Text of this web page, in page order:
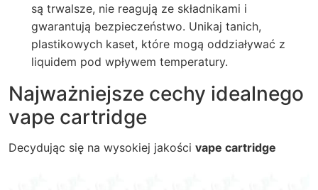
są trwalsze, nie reagują ze składnikami i
gwarantują bezpieczeństwo. Unikaj tanich,
plastikowych kaset, które mogą oddziaływać z
liquidem pod wpływem temperatury.
Najważniejsze cechy idealnego
vape cartridge
Decydując się na wysokiej jakości vape cartridge